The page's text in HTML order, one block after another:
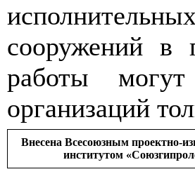
сооружений в
работы
организаций
Внесена Всесоюзным проектно-из
институтом «Союзги